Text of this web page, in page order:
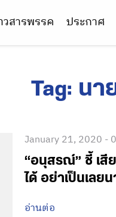
วสารพรรค ประกาศ
Tag: นา
January 21, 2020 -
“อนุสรณ์” ชี้ เสี
ได้ อย่าเป็นเลย
อ่านต่อ